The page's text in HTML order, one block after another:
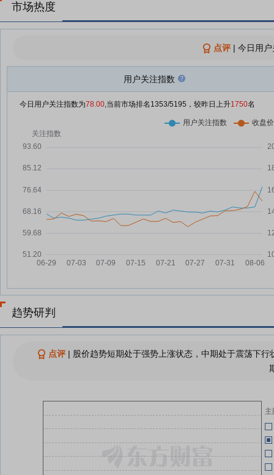
08-04
创识科技：融资净偿还109.58万
元，融资余额1.41亿元
07-30
元，融资余额1.42亿元
07-29
07-28
07-23
创识科技：融资净买入183.57万
07-21
创识科技：融资净买入4.29万元，
05-13
04-27
04-27
市场热度
点评| 今日用
用户关注指数
今日用户关注指数为78.00,当前市场排名 1353/5195，较昨日上升1750名
趋势研判
点评| 股价趋势短期处于强势上涨状态，中期处于震荡下
主